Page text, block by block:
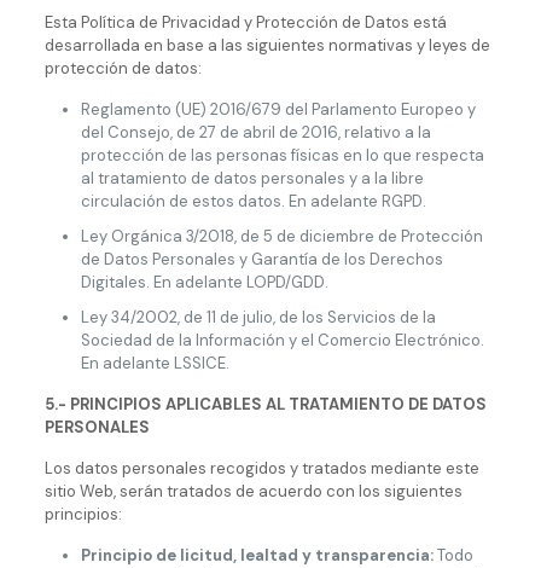
Esta Política de Privacidad y Protección de Datos está
desarrollada en base a las siguientes normativas y leyes de
protección de datos:
Reglamento (UE) 2016/679 del Parlamento Europeo y
del Consejo, de 27 de abril de 2016, relativo a la
protección de las personas físicas en lo que respecta
al tratamiento de datos personales y a la libre
circulación de estos datos. En adelante RGPD.
Ley Orgánica 3/2018, de 5 de diciembre de Protección
de Datos Personales y Garantía de los Derechos
Digitales. En adelante LOPD/GDD.
Ley 34/2002, de 11 de julio, de los Servicios de la
Sociedad de la Información y el Comercio Electrónico.
En adelante LSSICE.
5.- PRINCIPIOS APLICABLES AL TRATAMIENTO DE DATOS
PERSONALES
Los datos personales recogidos y tratados mediante este
sitio Web, serán tratados de acuerdo con los siguientes
principios:
Principio de licitud, lealtad y transparencia:Todo